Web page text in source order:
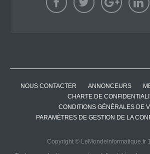
NOUS CONTACTER ANNONCEURS
CHARTE DE
CONDITIONS GÉNÉRALES DE
PARAMÈTRES DE GESTION DE LA
Copyright © LeMondeInformatique.fr